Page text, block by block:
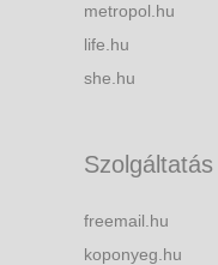
metropol.hu
life.hu
she.hu
Szolgáltatás
freemail.hu
koponyeg.hu